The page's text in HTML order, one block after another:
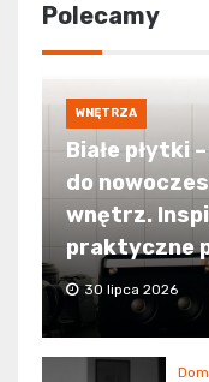
Polecamy
WNĘTRZA
Białe płytki
do
wnętrz.
praktyczne
30 lipca 2026